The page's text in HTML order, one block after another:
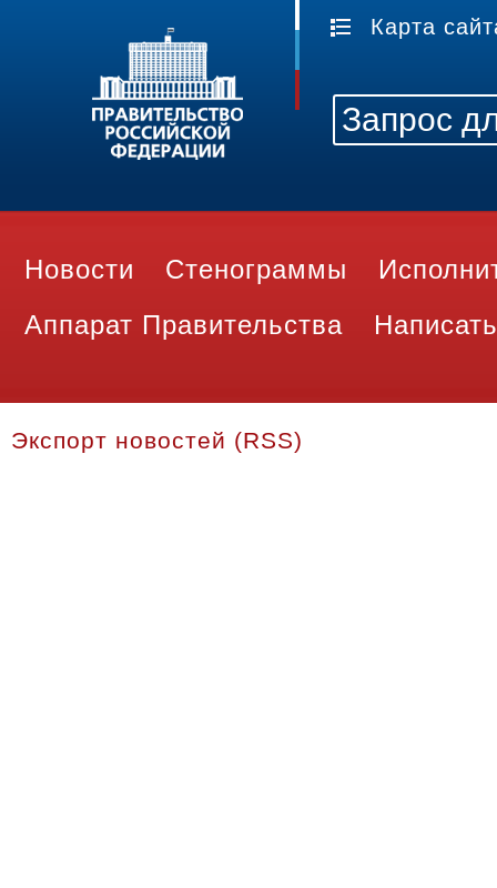
Карта
Новости Стенограммы
Аппарат Правительства
Экспорт новостей (RSS)